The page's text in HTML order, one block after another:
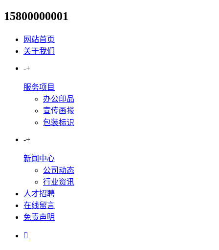
原来夜间山路事故率是这样
15800000001
网站首页
关于我们
-+
服务项目
办公印品
宣传画报
包装标识
-+
新闻中心
公司动态
行业资讯
人才招聘
在线留言
免责声明
